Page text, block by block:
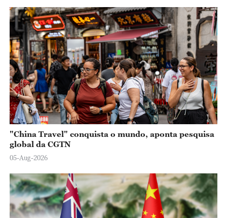
"China Travel" conquista o mundo, aponta pesquisa
global da CGTN
05-Aug-2026